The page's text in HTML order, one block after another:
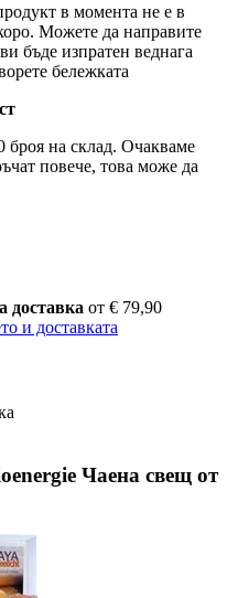
в момента не е в
Можете да направите
бъде изпратен веднага
бележката
на склад. Очакваме
повече, това може да
доставка от € 79,90
и доставката
Чаена свещ от